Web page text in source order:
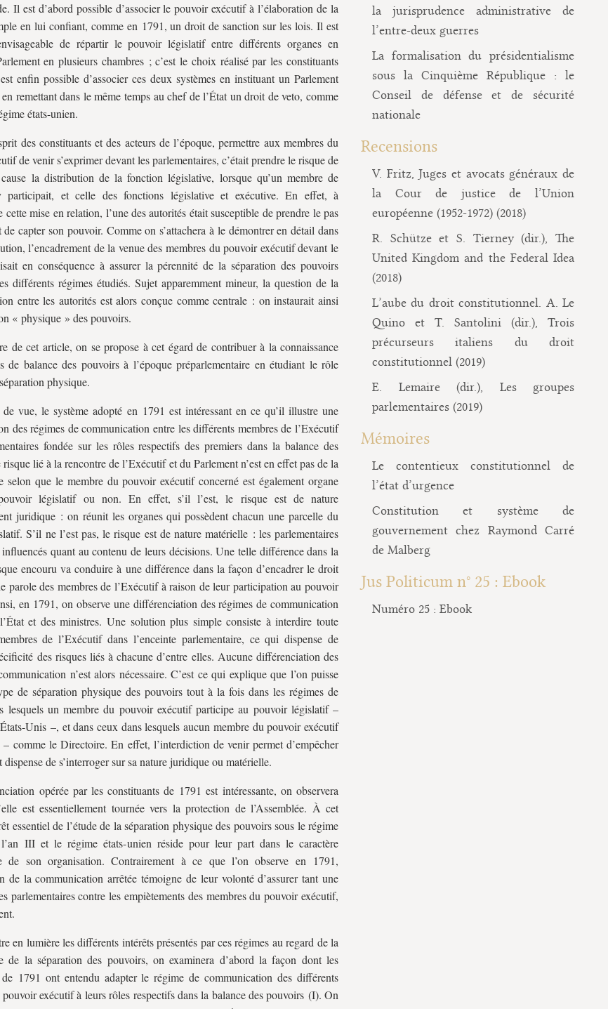
Il est d’abord possible d’associer le pouvoir exécutif à l’élaboration de la
en lui confiant, comme en 1791, un droit de sanction sur les lois. Il est
de répartir le pouvoir législatif entre différents organes en
en plusieurs chambres ; c’est le choix réalisé par les constituants
enfin possible d’associer ces deux systèmes en instituant un Parlement
remettant dans le même temps au chef de l’État un droit de veto, comme
états-unien.
des constituants et des acteurs de l’époque, permettre aux membres du
de venir s’exprimer devant les parlementaires, c’était prendre le risque de
la distribution de la fonction législative, lorsque qu’un membre de
participait, et celle des fonctions législative et exécutive. En effet, à
cette mise en relation, l’une des autorités était susceptible de prendre le pas
de capter son pouvoir. Comme on s’attachera à le démontrer en détail dans
l’encadrement de la venue des membres du pouvoir exécutif devant le
en conséquence à assurer la pérennité de la séparation des pouvoirs
différents régimes étudiés. Sujet apparemment mineur, la question de la
entre les autorités est alors conçue comme centrale : on instaurait ainsi
« physique » des pouvoirs.
de cet article, on se propose à cet égard de contribuer à la connaissance
de balance des pouvoirs à l’époque préparlementaire en étudiant le rôle
physique.
vue, le système adopté en 1791 est intéressant en ce qu’il illustre une
des régimes de communication entre les différents membres de l’Exécutif
fondée sur les rôles respectifs des premiers dans la balance des
lié à la rencontre de l’Exécutif et du Parlement n’est en effet pas de la
selon que le membre du pouvoir exécutif concerné est également organe
législatif ou non. En effet, s’il l’est, le risque est de nature
juridique : on réunit les organes qui possèdent chacun une parcelle du
S’il ne l’est pas, le risque est de nature matérielle : les parlementaires
quant au contenu de leurs décisions. Une telle différence dans la
encouru va conduire à une différence dans la façon d’encadrer le droit
parole des membres de l’Exécutif à raison de leur participation au pouvoir
en 1791, on observe une différenciation des régimes de communication
et des ministres. Une solution plus simple consiste à interdire toute
de l’Exécutif dans l’enceinte parlementaire, ce qui dispense de
des risques liés à chacune d’entre elles. Aucune différenciation des
n’est alors nécessaire. C’est ce qui explique que l’on puisse
de séparation physique des pouvoirs tout à la fois dans les régimes de
lesquels un membre du pouvoir exécutif participe au pouvoir législatif –
Unis –, et dans ceux dans lesquels aucun membre du pouvoir exécutif
– comme le Directoire. En effet, l’interdiction de venir permet d’empêcher
dispense de s’interroger sur sa nature juridique ou matérielle.
opérée par les constituants de 1791 est intéressante, on observera
est essentiellement tournée vers la protection de l’Assemblée. À cet
essentiel de l’étude de la séparation physique des pouvoirs sous le régime
III et le régime états-unien réside pour leur part dans le caractère
de son organisation. Contrairement à ce que l’on observe en 1791,
de la communication arrêtée témoigne de leur volonté d’assurer tant une
parlementaires contre les empiètements des membres du pouvoir exécutif,
en lumière les différents intérêts présentés par ces régimes au regard de la
de la séparation des pouvoirs, on examinera d’abord la façon dont les
de 1791 ont entendu adapter le régime de communication des différents
exécutif à leurs rôles respectifs dans la balance des pouvoirs (I). On
la jurisprudence administrative de
l’entre-deux guerres
La formalisation du présidentialisme
sous la Cinquième République : le
Conseil de défense et de sécurité
nationale
Recensions
V. Fritz, Juges et avocats généraux de
la Cour de justice de l’Union
européenne (1952-1972) (2018)
R. Schütze et S. Tierney (dir.), The
United Kingdom and the Federal Idea
(2018)
L’aube du droit constitutionnel. A. Le
Quino et T. Santolini (dir.), Trois
précurseurs italiens du droit
constitutionnel (2019)
E. Lemaire (dir.), Les groupes
parlementaires (2019)
Mémoires
Le contentieux constitutionnel de
l’état d’urgence
Constitution et système de
gouvernement chez Raymond Carré
de Malberg
Jus Politicum n° 25 : Ebook
Numéro 25 : Ebook